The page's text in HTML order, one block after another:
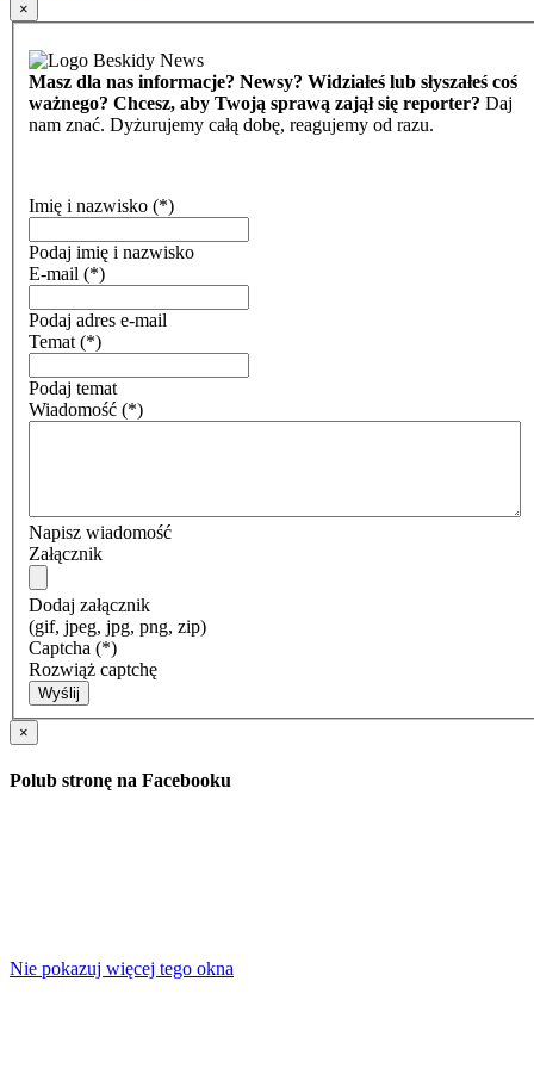
×
Masz dla nas informacje? Newsy? Widziałeś lub słyszałeś coś
ważnego? Chcesz, aby Twoją sprawą zajął się reporter? Daj
nam znać. Dyżurujemy całą dobę, reagujemy od razu.
Imię i nazwisko (*)
Podaj imię i nazwisko
E-mail (*)
Podaj adres e-mail
Temat (*)
Podaj temat
Wiadomość (*)
Napisz wiadomość
Załącznik
Dodaj załącznik
(gif, jpeg, jpg, png, zip)
Captcha (*)
Rozwiąż captchę
Wyślij
×
Polub stronę na Facebooku
Nie pokazuj więcej tego okna